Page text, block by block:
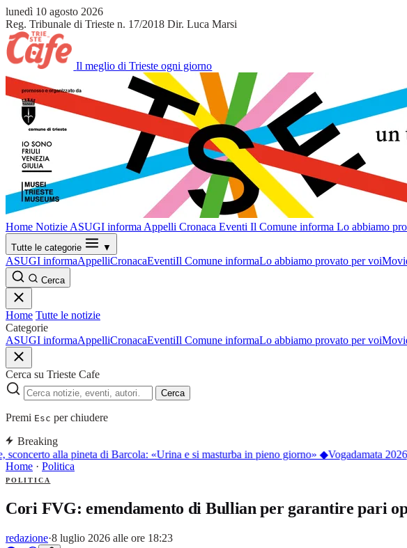
lunedì 10 agosto 2026
Reg. Tribunale di Trieste n. 17/2018 Dir. Luca Marsi
Il meglio di Trieste ogni giorno
Home Notizie ASUGI informa Appelli Cronaca Eventi Il Comune informa Lo abbiamo
Tutte le categorie ▼
ASUGI informaAppelliCronacaEventiIl Comune informaLo abbiamo provato per voi
Cerca
Home Tutte le notizie
Categorie
ASUGI informaAppelliCronacaEventiIl Comune informaLo abbiamo provato per voi
Cerca su Trieste Cafe
Cerca
Premi Esc per chiudere
Breaking
alla pineta di Barcola: «Urina e si masturba in pieno giorno»◆Vogadamata 2026,
Home · Politica
POLITICA
Cori FVG: emendamento di Bullian per garantire pari
redazione·8 luglio 2026 alle ore 18:23